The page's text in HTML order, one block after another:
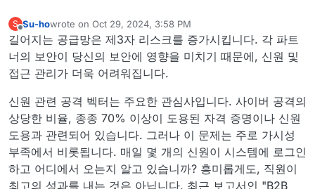
S
Offline
Su-howrote on Oct 29, 2024, 3:58 PM
last edited by
길어지는 공급망은 제3자 리스크를 증가시킵니다. 각 파트
너의 보안이 당신의 보안에 영향을 미치기 때문에, 신원 및
접근 관리가 더욱 어려워집니다.
신원 관련 공격 벡터는 주요한 관심사입니다. 사이버 공격의
상당한 비율, 종종 70% 이상이 도용된 자격 증명이나 신원
도용과 관련되어 있습니다. 그러나 이 문제는 주로 가시성
부족에서 비롯됩니다. 매일 몇 개의 신원이 시스템에 로그인
하고 어디에서 오는지 알고 있습니까? 흥미롭게도, 직원이
최고의 성과를 내는 것은 아닙니다. 최근 보고서인 "B2B